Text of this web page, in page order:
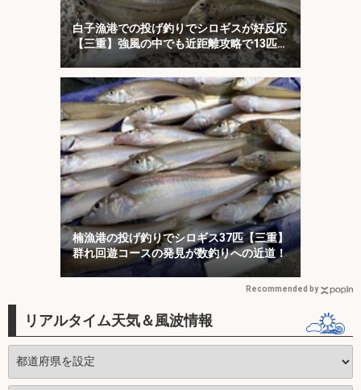
白子漁港での投げ釣りでシロギスが好反応
【三重】強風の中でも近距離攻略で13匹キ
ャッチ
楠漁港の投げ釣りでシロギス37匹【三重】
群れ回遊コースの発見が数釣りへの近道！
Recommended by
リアルタイム天気＆風波情報